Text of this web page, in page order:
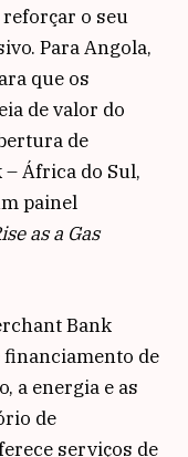
o seu
Para Angola,
que os
de valor do
de
– África do Sul,
painel
as a Gas
Bank
de
a energia e as
de
serviços de